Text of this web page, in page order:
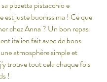
pizzetta pistacchio e
est juste buonissima ! Ce que
chez Anna ? Un bon repas
italien fait avec de bons
atmosphère simple et
trouve tout cela chaque fois
!